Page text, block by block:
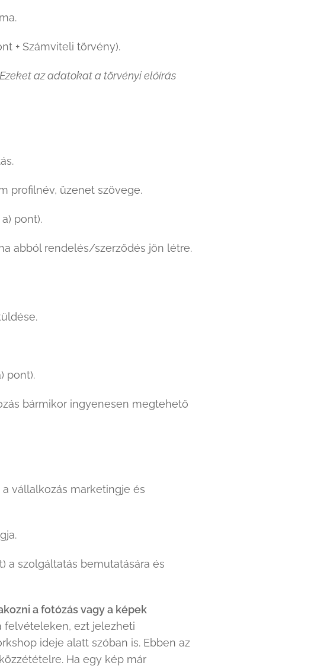
+ Számviteli törvény).
Ezeket az adatokat a törvényi előírás
profilnév, üzenet szövege.
pont).
abból rendelés/szerződés jön létre.
pont).
bármikor ingyenesen megtehető
vállalkozás marketingje és
a szolgáltatás bemutatására és
a fotózás vagy a képek
felvételeken, ezt jelezheti
ideje alatt szóban is. Ebben az
Ha egy kép már